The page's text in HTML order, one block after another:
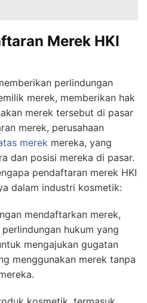
Merek HKI
perlindungan
merek, memberikan hak
merek tersebut di pasar
merek, perusahaan
merek mereka, yang
dan posisi mereka di pasar.
pendaftaran merek HKI
dalam industri kosmetik:
mendaftarkan merek,
hukum yang
mengajukan gugatan
menggunakan merek tanpa